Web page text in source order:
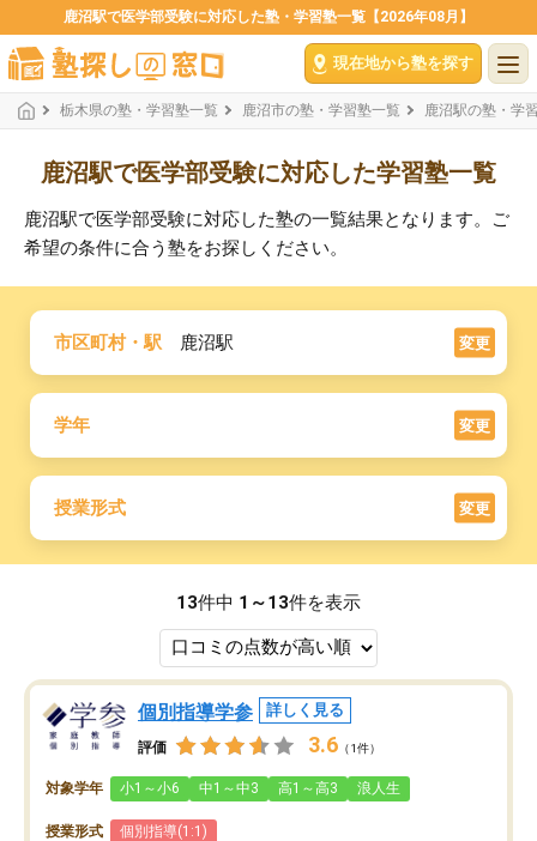
鹿沼駅で医学部受験に対応した塾・学習塾一覧【2026年08月】
現在地から塾を探す
栃木県の塾・学習塾一覧 鹿沼市の塾・学習塾一覧 鹿沼駅の塾・学
鹿沼駅で医学部受験に対応した学習塾一覧
鹿沼駅で医学部受験に対応した塾の一覧結果となります。ご
希望の条件に合う塾をお探しください。
市区町村・駅 鹿沼駅 変更
学年 変更
授業形式 変更
13件中 1～13件を表示
個別指導学参 詳しく見る
評価 3.6 （1件）
対象学年 小1～小6 中1～中3 高1～高3 浪人生
授業形式 個別指導(1:1)